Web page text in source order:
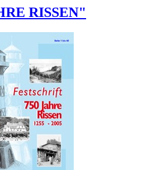
RISSEN"